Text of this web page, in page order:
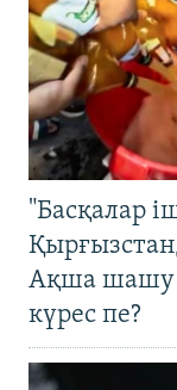
"Басқалар
Ақша шашу
күрес пе?